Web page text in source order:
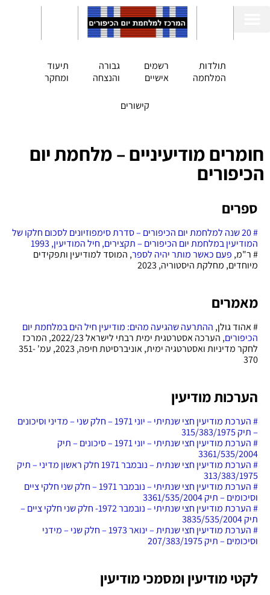
תולדות
המלחמה
רשמים
אישיים
גבורה
והנצחה
תיעוד
ומחקר
קישורים
חומרים מודיעיניים – מלחמת יום
הכיפורים
ספרים
# 20 שנה למלחמת יום הכיפורים – סדרת סימפוזיונים לסכום חלקו של
המודיעין במלחמת יום הכיפורים – תקצירים, חיל המודיעין, 1993
# ר"מ, פעם כאשר מותר יהיה לספר, המוסד למודיעין ותפקידים
מיוחדים, מחלקת היסטוריה, 2023
מאמרים
# אהוד גולן, ההתרעה שהגיעה מהים: מודיעין חיל הים במלחמת יום
הכיפורים
, הערכה אסטרטגית ימית רבתי לישראל 2022/23, המרכז
לחקר מדיניות ואסטרטגיה ימית, אוניברסיטת חיפה, 2023, עמ' 351-
370
הערכות מודיעין
# הערכת מודיעין חצי שנתיתי – יוני 1971 – חלק שני – מדיני וסיכונים
– תיק 315/383/1975
# הערכת מודיעין חצי שנתיתי – יוני 1971 – סיכונים – תיק
3361/535/2004
# הערכת מודיעין חצי שנתית – נובמבר 1971 חלק ראשון מדיני – תיק
313/383/1975
# הערכת מודיעין חצי שנתיתי – נובמבר 1971 – חלק שני חלקי ציים
וסיכומים – תיק 3361/535/2004
# הערכת מודיעין חצי שנתיתי – נובמבר 1972- חלק שני חלקי ציים –
תיק 3835/535/2004
# הערכת מודיעין חצי שנתית – ינואר 1973 – חלק שני – מידני
וסיכומים – תיק 207/383/1975
לקטי מודיעין ומסמכי מודיעין